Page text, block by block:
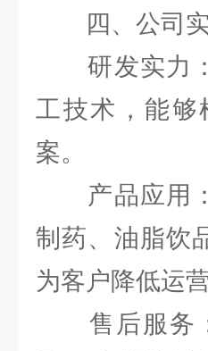
四、公司实
研发实力：
工技术，能够
案。
产品应用：
制药、油脂饮
为客户降低运
售后服务：